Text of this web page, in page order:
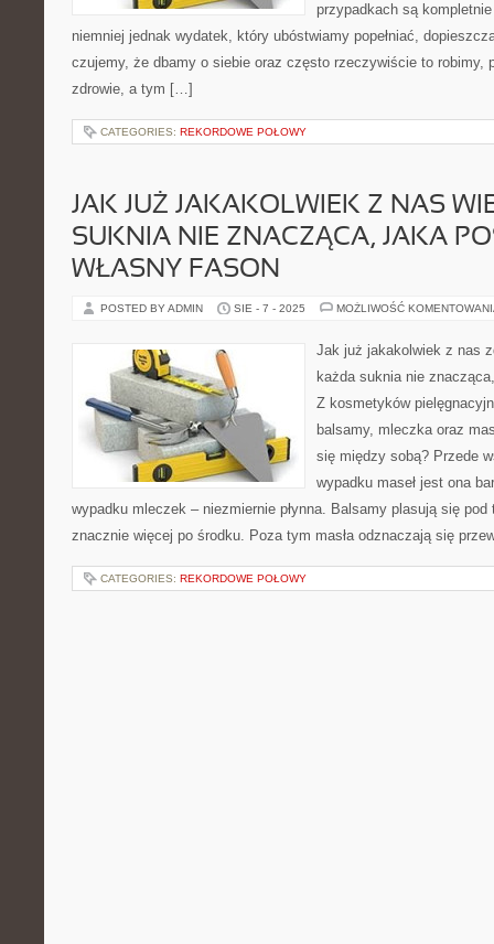
przypadkach są
niemniej jednak wydatek, który ubóstwiamy popełniać,
czujemy, że dbamy o siebie oraz często rzeczywiście to robimy,
zdrowie, a tym […]
CATEGORIES: REKORDOWE POŁOWY
JAK JUŻ JAKAKOLWIEK Z NAS
SUKNIA NIE ZNACZĄCA, JAKA
WŁASNY FASON
POSTED BY ADMIN SIE - 7 - 2025 MOŻLIWOŚĆ
Jak już jakakolwiek z nas
każda suknia nie
Z kosmetyków
balsamy, mleczka oraz
się między sobą? Przede
wypadku maseł jest ona
wypadku mleczek – niezmiernie płynna. Balsamy plasują się
znacznie więcej po środku. Poza tym masła odznaczają się
CATEGORIES: REKORDOWE POŁOWY